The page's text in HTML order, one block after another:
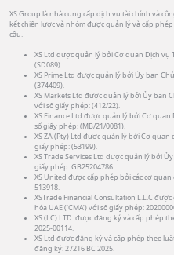
XS Group là nhà cung cấp dịch vụ tài chính và
kết chiến lược và nhóm được quản lý và cấp
cầu.
XS Ltd được quản lý bởi Cơ quan Dịch vụ
(SD089).
XS Prime Ltd được quản lý bởi Ủy ban
(374409).
XS Markets Ltd được quản lý bởi Ủy ban
với số giấy phép: (412/22).
XS Finance Ltd được quản lý bởi Cơ quan
số giấy phép: (MB/21/0081).
XS ZA (Pty) Ltd được quản lý bởi Cơ
giấy phép: (53199).
XS Trade Services Ltd được quản lý bởi
giấy phép: GB25204786.
XS United được cấp phép bởi các cơ
513918.
XSTrade Financial Consultation L.L.C
hóa UAE (‘CMA’) với số giấy phép:
XS (LC) LTD. được đăng ký và cấp phép
2025-00114.
XS Ltd được đăng ký và cấp phép theo
đăng ký: 27216 BC 2025.